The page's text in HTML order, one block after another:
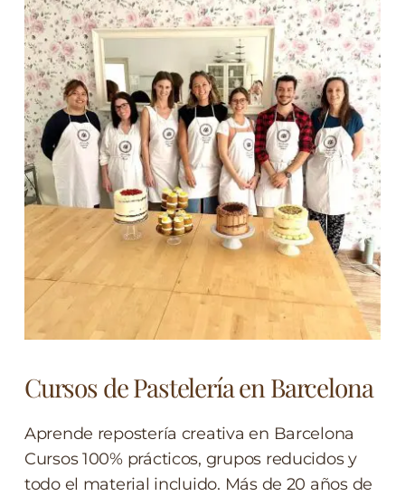
Cursos de Pastelería en Barcelona
Aprende repostería creativa en Barcelona
Cursos 100% prácticos, grupos reducidos y
todo el material incluido. Más de 20 años de